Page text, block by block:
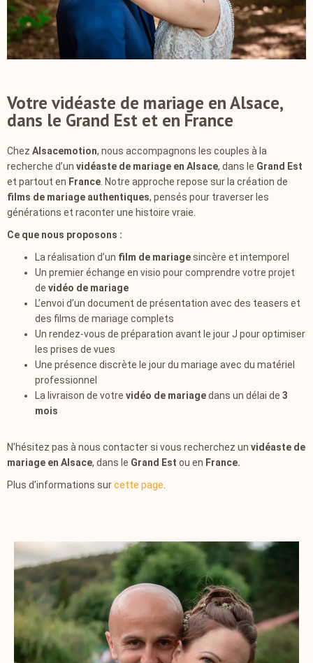
Votre vidéaste de mariage en Alsace,
dans le Grand Est et en France
Chez Alsacemotion, nous accompagnons les couples à la
recherche d’un vidéaste de mariage en Alsace, dans le Grand Est
et partout en France . Notre approche repose sur la création de
films de mariage authentiques, pensés pour traverser les
générations et raconter une histoire vraie.
Ce que nous proposons :
La réalisation d’un film de mariagesincère et intemporel
Un premier échange en visio pour comprendre votre projet
de vidéo de mariage
L’envoi d’un document de présentation avec des teasers et
des films de mariage complets
Un rendez-vous de préparation avant le jour J pour optimiser
les prises de vues
Une présence discrète le jour du mariage avec du matériel
professionnel
La livraison de votre vidéo de mariagedans un délai de 3
mois
N’hésitez pas à nous contacter si vous recherchez un vidéaste de
mariage en Alsace, dans le Grand Est ou en France.
Plus d’informations surcette page